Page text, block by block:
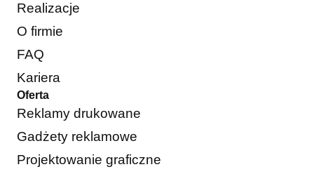
Realizacje
O firmie
FAQ
Kariera
Oferta
Reklamy drukowane
Gadżety reklamowe
Projektowanie graficzne